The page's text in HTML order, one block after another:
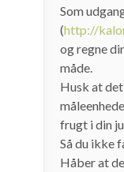
Som
(http://
og regne
måde.
Husk at
frugt i din
Så du ikke
Håber at